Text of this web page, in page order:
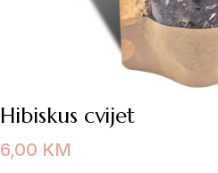
Hibiskus cvijet
6,00 KM